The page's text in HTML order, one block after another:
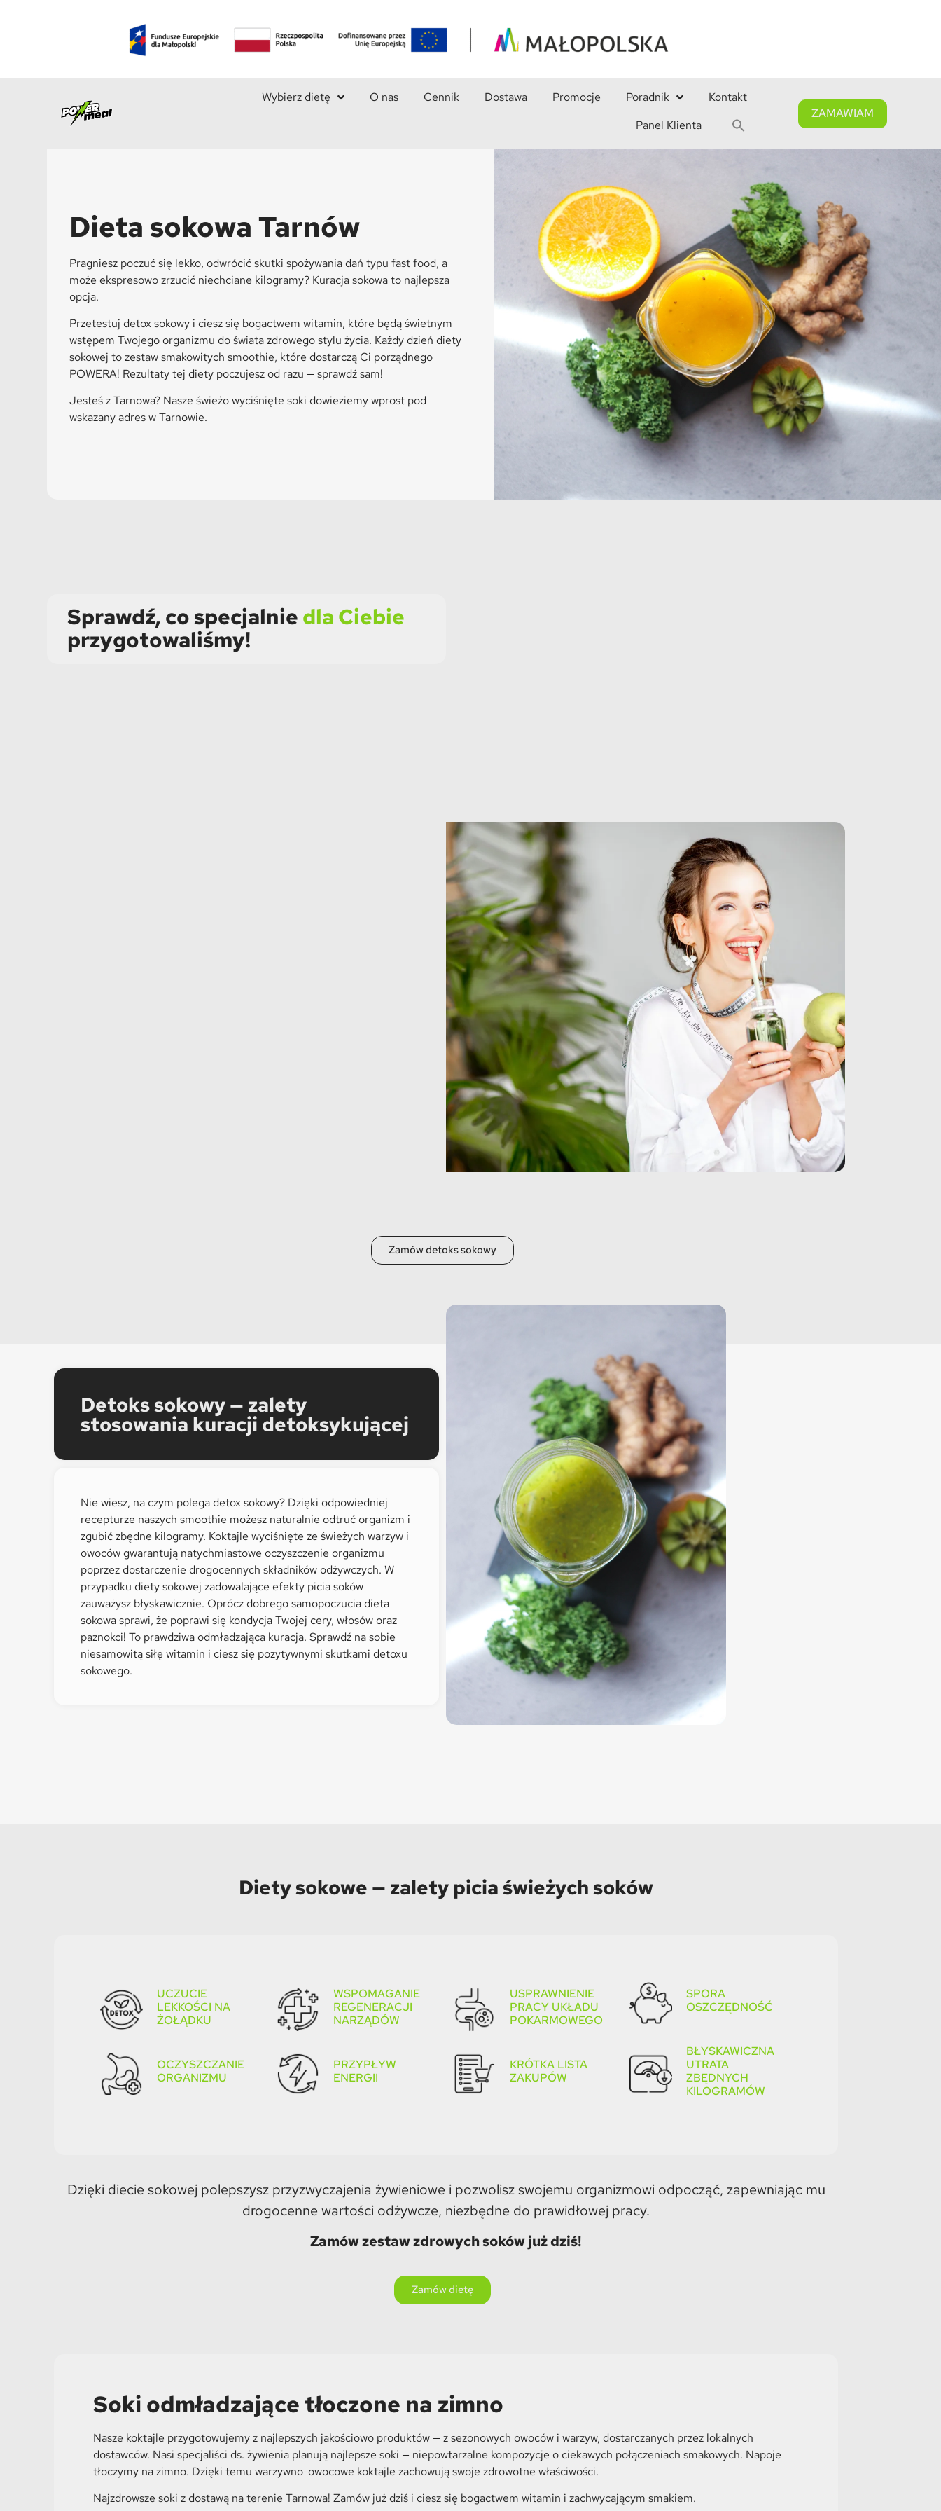
Wybierz dietę O nas Cennik Dostawa Promocje Poradnik
Kontakt
Panel Klienta
ZAMAWIAM
Dieta sokowa Tarnów
Pragniesz poczuć się lekko, odwrócić skutki spożywania dań typu fast food, a
może ekspresowo zrzucić niechciane kilogramy? Kuracja sokowa to najlepsza
opcja.
Przetestuj detox sokowy i ciesz się bogactwem witamin, które będą świetnym
wstępem Twojego organizmu do świata zdrowego stylu życia. Każdy dzień diety
sokowej to zestaw smakowitych smoothie, które dostarczą Ci porządnego
POWERA! Rezultaty tej diety poczujesz od razu — sprawdź sam!
Jesteś zTarnowa? Nasze świeżo wyciśnięte soki dowieziemy wprost pod
wskazany adres wTarnowie.
Sprawdź, co specjalnie dla Ciebie
przygotowaliśmy!
Zamów detoks sokowy
Detoks sokowy — zalety
stosowania kuracji detoksykującej
Nie wiesz, na czym polega detox sokowy? Dzięki odpowiedniej
recepturze naszych smoothie możesz naturalnie odtruć organizm i
zgubić zbędne kilogramy. Koktajle wyciśnięte ze świeżych warzyw i
owoców gwarantują natychmiastowe oczyszczenie organizmu
poprzez dostarczenie drogocennych składników odżywczych. W
przypadku diety sokowej zadowalające efekty picia soków
zauważysz błyskawicznie. Oprócz dobrego samopoczucia dieta
sokowa sprawi, że poprawi się kondycja Twojej cery, włosów oraz
paznokci! To prawdziwa odmładzająca kuracja. Sprawdź na sobie
niesamowitą siłę witamin i ciesz się pozytywnymi skutkami detoxu
sokowego.
Diety sokowe — zalety picia świeżych soków
UCZUCIE
LEKKOŚCI NA
ŻOŁĄDKU
OCZYSZCZANIE
ORGANIZMU​
WSPOMAGANIE
REGENERACJI
NARZĄDÓW
PRZYPŁYW
ENERGII
USPRAWNIENIE
PRACY UKŁADU
POKARMOWEGO
KRÓTKA LISTA
ZAKUPÓW
SPORA
OSZCZĘDNOŚĆ
BŁYSKAWICZNA
UTRATA
ZBĘDNYCH
KILOGRAMÓW
Dzięki diecie sokowej polepszysz przyzwyczajenia żywieniowe i pozwolisz swojemu organizmowi odpocząć, zapewniając mu
drogocenne wartości odżywcze, niezbędne do prawidłowej pracy.
Zamów zestaw zdrowych soków już dziś!
Zamów dietę
Soki odmładzające tłoczone na zimno
Nasze koktajle przygotowujemy z najlepszych jakościowo produktów — z sezonowych owoców i warzyw, dostarczanych przez lokalnych
dostawców. Nasi specjaliści ds. żywienia planują najlepsze soki — niepowtarzalne kompozycje o ciekawych połączeniach smakowych. Napoje
tłoczymy na zimno. Dzięki temu warzywno-owocowe koktajle zachowują swoje zdrowotne właściwości.
Najzdrowsze soki z dostawą na terenieTarnowa! Zamów już dziś i ciesz się bogactwem witamin i zachwycającym smakiem.